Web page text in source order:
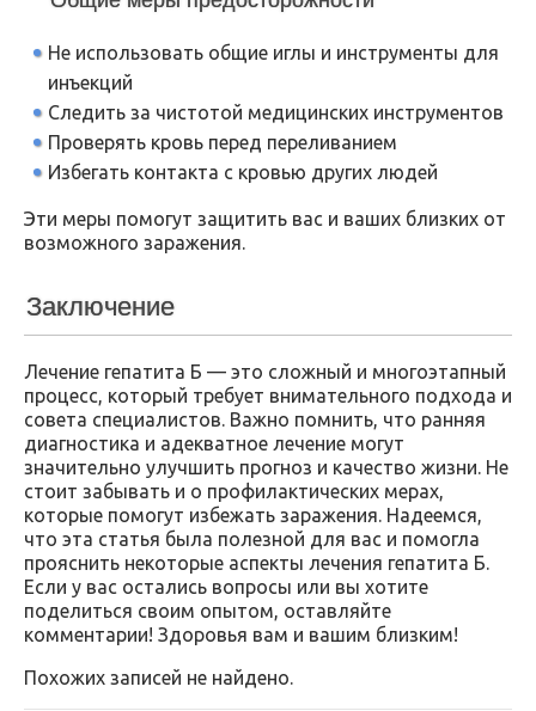
Не использовать общие иглы и инструменты для
инъекций
Следить за чистотой медицинских инструментов
Проверять кровь перед переливанием
Избегать контакта с кровью других людей
Эти меры помогут защитить вас и ваших близких от
возможного заражения.
Заключение
Лечение гепатита Б — это сложный и многоэтапный
процесс, который требует внимательного подхода и
совета специалистов. Важно помнить, что ранняя
диагностика и адекватное лечение могут
значительно улучшить прогноз и качество жизни. Не
стоит забывать и о профилактических мерах,
которые помогут избежать заражения. Надеемся,
что эта статья была полезной для вас и помогла
прояснить некоторые аспекты лечения гепатита Б.
Если у вас остались вопросы или вы хотите
поделиться своим опытом, оставляйте
комментарии! Здоровья вам и вашим близким!
Похожих записей не найдено.